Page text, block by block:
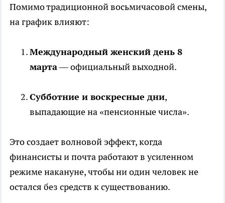
Помимо традиционной восьмичасовой смены,
на график влияют:
Международный женский день 8
марта— официальный выходной.
Субботние и воскресные дни,
выпадающие на «пенсионные числа».
Это создает волновой эффект, когда
финансисты и почта работают в усиленном
режиме накануне, чтобы ни один человек не
остался без средств к существованию.